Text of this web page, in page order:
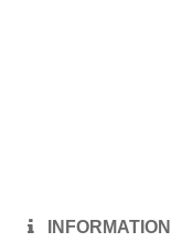
INFORMATION